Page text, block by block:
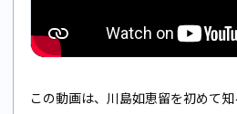
この動画は、川島如恵留を初めて